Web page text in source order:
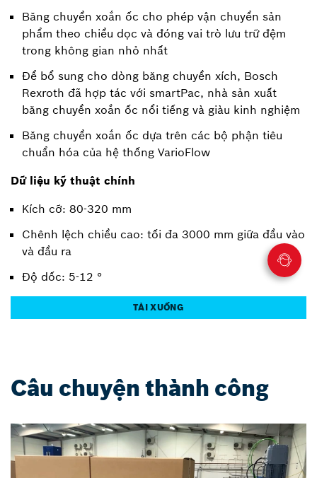
Băng chuyền xoắn ốc cho phép vận chuyển sản
phẩm theo chiều dọc và đóng vai trò lưu trữ đệm
trong không gian nhỏ nhất
Để bổ sung cho dòng băng chuyền xích, Bosch
Rexroth đã hợp tác với smartPac, nhà sản xuất
băng chuyền xoắn ốc nổi tiếng và giàu kinh nghiệm
Băng chuyền xoắn ốc dựa trên các bộ phận tiêu
chuẩn hóa của hệ thống VarioFlow
Dữ liệu kỹ thuật chính
Kích cỡ: 80-320 mm
Chênh lệch chiều cao: tối đa 3000 mm giữa đầu vào
và đầu ra
Độ dốc: 5-12 °
TẢI XUỐNG
Câu chuyện thành công